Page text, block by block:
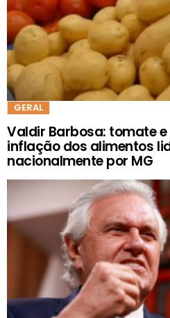
GERAL
Valdir Barbosa: tomate
inflação dos alimentos
nacionalmente por MG